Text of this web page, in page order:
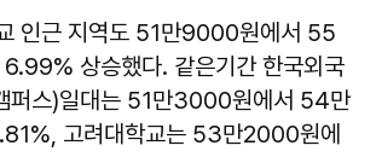
인근 지역도 51만9000원에서 55
상승했다. 같은기간 한국외국
퍼스)일대는 51만3000원에서 54만
고려대학교는 53만2000원에